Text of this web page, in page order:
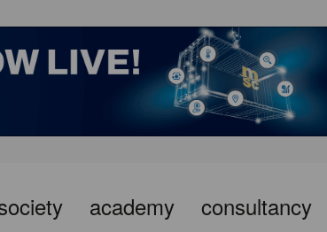
academy consultancy